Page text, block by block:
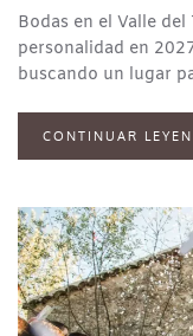
Bodas en el Valle
personalidad en
buscando un lugar
CONTINUAR